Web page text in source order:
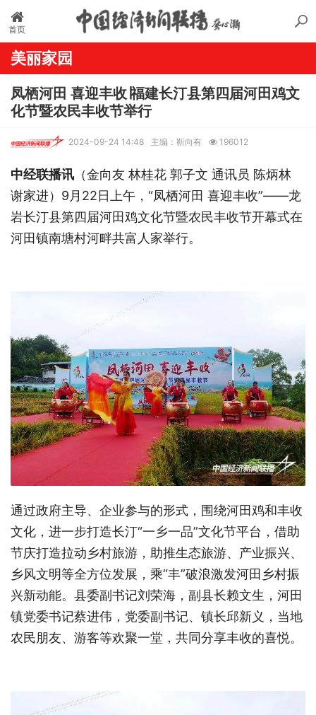
首页
美丽家园
凤栖河田 喜迎丰收∣福建长汀县第四届河田鸡文
化节暨农民丰收节举行
2024-09-24 14:48 主编：靳向有 196012
中经联播讯 （金向友 林桂花 郭子文 通讯员 陈炳林
谢家进）9月22日上午，“凤栖河田 喜迎丰收”——龙
岩长汀县第四届河田鸡文化节暨农民丰收节开幕式在
河田镇南塘村河畔共富人家举行。
通过政府主导、企业参与的形式，围绕河田鸡和丰收
文化，进一步打造长汀“一乡一品”文化节平台，借助
节庆打造拉动乡村旅游，助推生态旅游、产业振兴、
乡风文明等全方位发展，乘“丰”破浪激发河田乡村振
兴新动能。县委副书记刘荣海，副县长赖文生，河田
镇党委书记蔡进伟，党委副书记、镇长邱新义，当地
农民朋友、游客等欢聚一堂，共同分享丰收的喜悦。